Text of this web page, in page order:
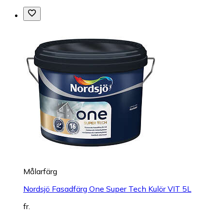
Målarfärg
Nordsjö Fasadfärg One Super Tech Kulör VIT 5L
fr.